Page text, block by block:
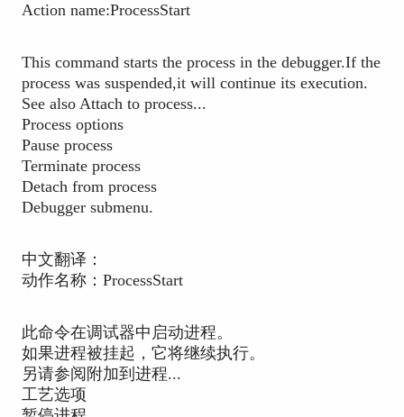
Action name:ProcessStart
This command starts the process in the debugger.If the
process was suspended,it will continue its execution.
See also Attach to process...
Process options
Pause process
Terminate process
Detach from process
Debugger submenu.
中文翻译：
动作名称：ProcessStart
此命令在调试器中启动进程。
如果进程被挂起，它将继续执行。
另请参阅附加到进程...
工艺选项